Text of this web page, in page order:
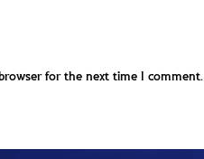
for the next time I comment.